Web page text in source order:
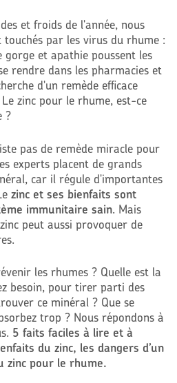
et froids de l'année, nous
par les virus du rhume :
et apathie poussent les
rendre dans les pharmacies et
d'un remède efficace
zinc pour le rhume, est-ce
?
pas de remède miracle pour
experts placent de grands
car il régule d'importantes
zinc et ses bienfaits sont
immunitaire sain. Mais
peut aussi provoquer de
les rhumes ? Quelle est la
besoin, pour tirer parti des
ce minéral ? Que se
trop ? Nous répondons à
5 faits faciles à lire et à
du zinc, les dangers d’un
zinc pour le rhume.